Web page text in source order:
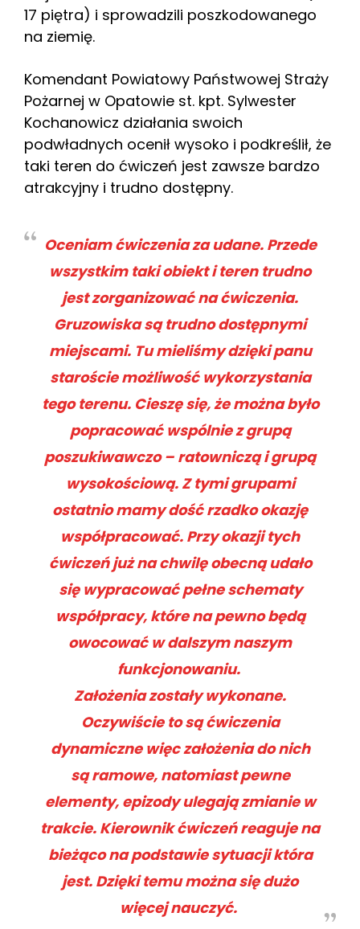
17 piętra) i sprowadzili poszkodowanego
na ziemię.
Komendant Powiatowy Państwowej Straży
Pożarnej w Opatowie st. kpt. Sylwester
Kochanowicz działania swoich
podwładnych ocenił wysoko i podkreślił, że
taki teren do ćwiczeń jest zawsze bardzo
atrakcyjny i trudno dostępny.
Oceniam ćwiczenia za udane. Przede
wszystkim taki obiekt i teren trudno
jest zorganizować na ćwiczenia.
Gruzowiska są trudno dostępnymi
miejscami. Tu mieliśmy dzięki panu
staroście możliwość wykorzystania
tego terenu. Cieszę się, że można było
popracować wspólnie z grupą
poszukiwawczo – ratowniczą i grupą
wysokościową. Z tymi grupami
ostatnio mamy dość rzadko okazję
współpracować. Przy okazji tych
ćwiczeń już na chwilę obecną udało
się wypracować pełne schematy
współpracy, które na pewno będą
owocować w dalszym naszym
funkcjonowaniu.
Założenia zostały wykonane.
Oczywiście to są ćwiczenia
dynamiczne więc założenia do nich
są ramowe, natomiast pewne
elementy, epizody ulegają zmianie w
trakcie. Kierownik ćwiczeń reaguje na
bieżąco na podstawie sytuacji która
jest. Dzięki temu można się dużo
więcej nauczyć.